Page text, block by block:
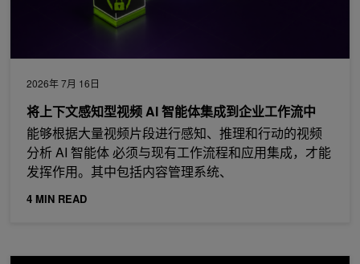
2026年 7月 16日
将上下文感知型视频 AI 智能体集成到企业工作流中
能够根据大量视频片段进行感知、推理和行动的视频
分析 AI 智能体 必须与现有工作流程和应用集成，才能
发挥作用。其中包括内容管理系统、
4 MIN READ